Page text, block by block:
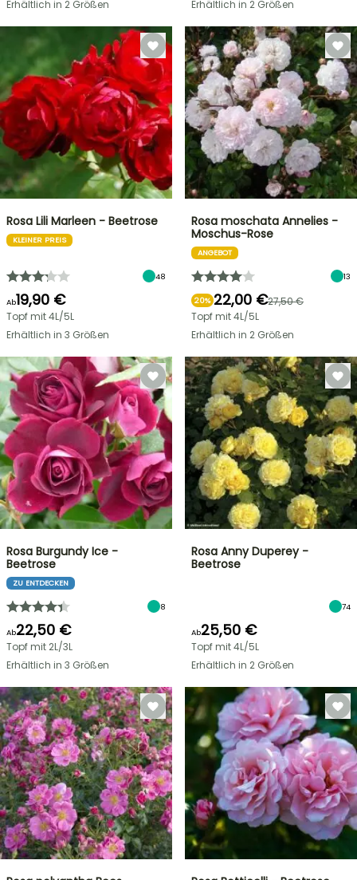
Erhältlich in 2 Größen
Erhältlich in 2 Größen
Rosa Lili Marleen - Beetrose
KLEINER PREIS
48
Ab19,90 €
Topf mit 4L/5L
Erhältlich in 3 Größen
Rosa moschata Annelies -
Moschus-Rose
ANGEBOT
13
20% 22,00 €27,50 €
Topf mit 4L/5L
Erhältlich in 2 Größen
Rosa Burgundy Ice -
Beetrose
ZU ENTDECKEN
8
Ab22,50 €
Topf mit 2L/3L
Erhältlich in 3 Größen
Rosa Anny Duperey -
Beetrose
74
Ab25,50 €
Topf mit 4L/5L
Erhältlich in 2 Größen